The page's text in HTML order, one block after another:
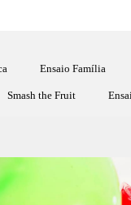
Ensaio Família
Smash the Fruit